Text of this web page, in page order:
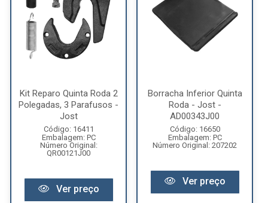
Kit Reparo Quinta Roda 2
Polegadas, 3 Parafusos -
Jost
Código: 16411
Embalagem: PC
Número Original:
QR00121J00
Ver preço
Borracha Inferior Quinta
Roda - Jost -
AD00343J00
Código: 16650
Embalagem: PC
Número Original: 207202
Ver preço